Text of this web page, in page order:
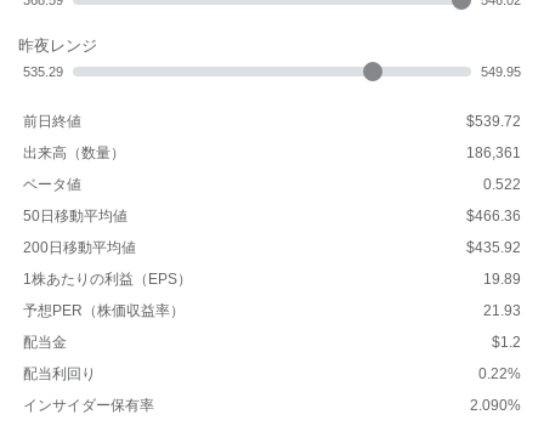
昨夜レンジ
535.29 549.95
前日終値
$539.72
出来高（数量）
186,361
ベータ値
0.522
50日移動平均値
$466.36
200日移動平均値
$435.92
1株あたりの利益（EPS）
19.89
予想PER（株価収益率）
21.93
配当金
$1.2
配当利回り
0.22%
インサイダー保有率
2.090%